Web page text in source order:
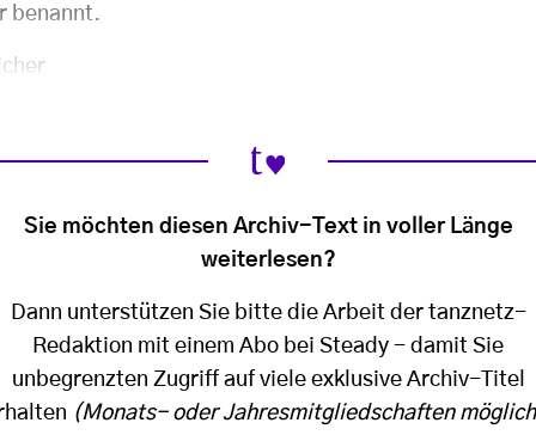
benannt.
Sie möchten diesen Archiv-Text in voller Länge
weiterlesen?
Dann unterstützen Sie bitte die Arbeit der tanznetz-
Redaktion mit einem Abo bei Steady - damit Sie
unbegrenzten Zugriff auf viele exklusive Archiv-Titel
(Monats- oder Jahresmitgliedschaften